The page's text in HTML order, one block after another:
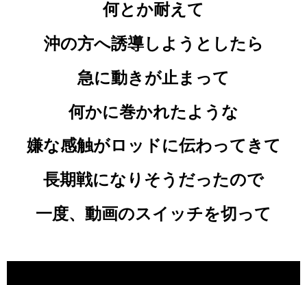
何とか耐えて
沖の方へ誘導しようとしたら
急に動きが止まって
何かに巻かれたような
嫌な感触がロッドに伝わってきて
長期戦になりそうだったので
一度、動画のスイッチを切って